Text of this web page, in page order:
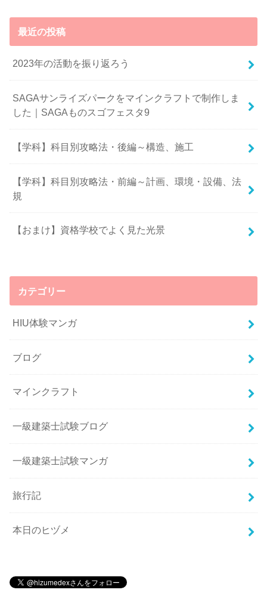
最近の投稿
2023年の活動を振り返ろう
SAGAサンライズパークをマインクラフトで制作しま
した｜SAGAものスゴフェスタ9
【学科】科目別攻略法・後編～構造、施工
【学科】科目別攻略法・前編～計画、環境・設備、法
規
【おまけ】資格学校でよく見た光景
カテゴリー
HIU体験マンガ
ブログ
マインクラフト
一級建築士試験ブログ
一級建築士試験マンガ
旅行記
本日のヒヅメ